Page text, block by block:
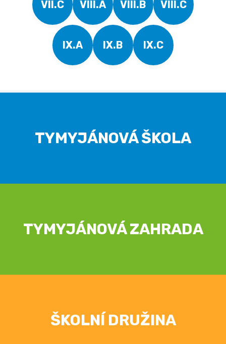
VII.C VIII.A VIII.B VIII.C
IX.A IX.B IX.C
TYMYJÁNOVÁ ŠKOLA
TYMYJÁNOVÁ ZAHRADA
ŠKOLNÍ DRUŽINA